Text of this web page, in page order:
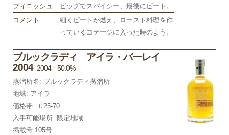
フィニッシュ
ビッグでスパイシー、最後にピート。
コメント
細くピートが燃え、ロースト料理を作
っているコテージに入った時のよう。
ブルックラディ アイラ・バーレイ
2004 2004 50.0%
蒸溜所名: ブルックラディ蒸溜所
地域: アイラ
価格帯: ￡25-70
入手可能場所: 限定地域
掲載号:105号